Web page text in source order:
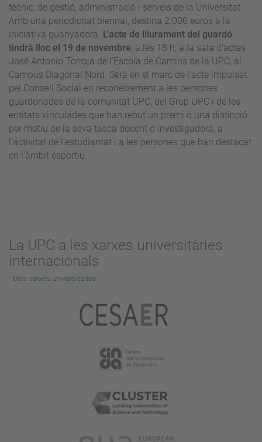
tècnic, de gestió, administració i serveis de la Universitat.
Amb una periodicitat biennal, destina 2.000 euros a la
iniciativa guanyadora. L'acte de lliurament del guardó
tindrà lloc el 19 de novembre, a les 18 h, a la sala d'actes
José Antonio Torroja de l'Escola de Camins de la UPC, al
Campus Diagonal Nord. Serà en el marc de l'acte impulsat
pel Consell Social en reconeixement a les persones
guardonades de la comunitat UPC, del Grup UPC i de les
entitats vinculades que han rebut un premi o una distinció
per motiu de la seva tasca docent o investigadora, a
l'activitat de l'estudiantat i a les persones que han destacat
en l'àmbit esportiu.
La UPC a les xarxes universitàries
internacionals
Més xarxes universitàries